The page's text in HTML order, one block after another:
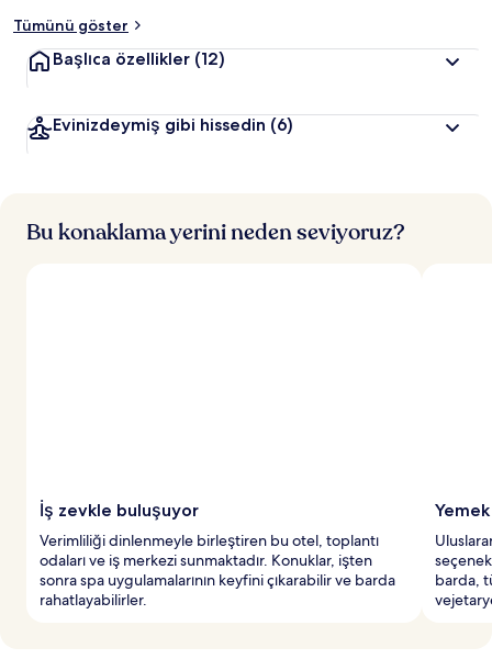
Tümünü göster
Başlıca özellikler (12)
Evinizdeymiş gibi hissedin (6)
Bu konaklama yerini neden seviyoruz?
İş zevkle buluşuyor
Verimliliği dinlenmeyle birleştiren bu otel, toplantı
odaları ve iş merkezi sunmaktadır. Konuklar, işten
sonra spa uygulamalarının keyfini çıkarabilir ve barda
rahatlayabilirler.
barda,